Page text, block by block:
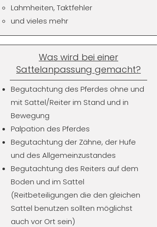
Lahmheiten, Taktfehler
und vieles mehr
Was wird bei einer
Sattelanpassung gemacht?
Begutachtung des Pferdes ohne und
mit Sattel/Reiter im Stand und in
Bewegung
Palpation des Pferdes
Begutachtung der Zähne, der Hufe
und des Allgemeinzustandes
Begutachtung des Reiters auf dem
Boden und im Sattel
(Reitbeteiligungen die den gleichen
Sattel benutzen sollten möglichst
auch vor Ort sein)